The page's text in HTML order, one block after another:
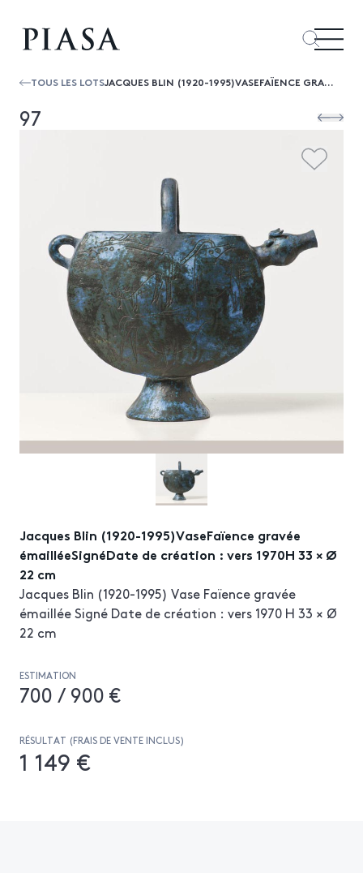
TOUS LES LOTS JACQUES BLIN (1920-1995)VASEFAÏENCE GRAVÉE ÉMAILLÉESIGNÉDATE DE CRÉATION : VERS 1970H 33 × Ø 22 CM
97
Jacques Blin (1920-1995)VaseFaïence gravée
émailléeSignéDate de création : vers 1970H 33 × Ø
22 cm
Jacques Blin (1920-1995) Vase Faïence gravée
émaillée Signé Date de création : vers 1970 H 33 × Ø
22 cm
ESTIMATION
700 / 900 €
RÉSULTAT (FRAIS DE VENTE INCLUS)
1 149 €